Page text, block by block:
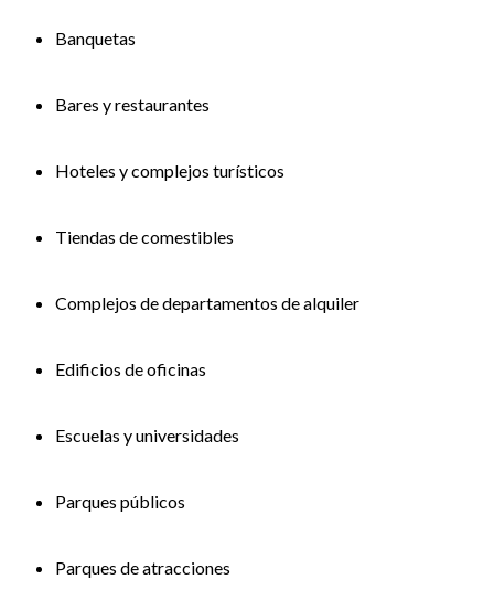
Banquetas
Bares y restaurantes
Hoteles y complejos turísticos
Tiendas de comestibles
Complejos de departamentos de alquiler
Edificios de oficinas
Escuelas y universidades
Parques públicos
Parques de atracciones